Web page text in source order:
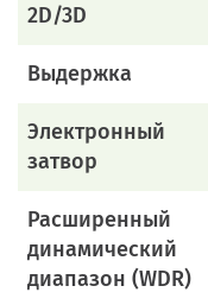
2D/3D
Выдержка
Электронный
затвор
Расширенный
динамический
диапазон (WDR)